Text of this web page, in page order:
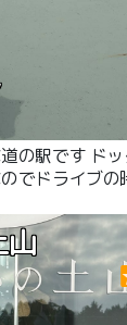
の駅です ド
でドライブの
山